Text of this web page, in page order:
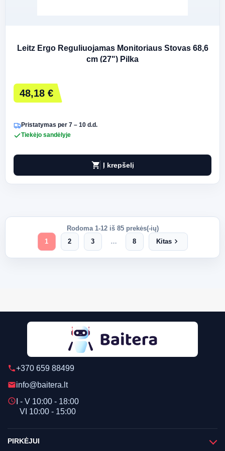
Leitz Ergo Reguliuojamas Monitoriaus Stovas 68,6
cm (27") Pilka
48,18 €
Pristatymas per 7 – 10 d.d.
Tiekėjo sandėlyje
shopping_cart Į krepšelį
Rodoma 1-12 iš 85 prekės(-ių)
1
2 3 … 8 Kitaschevron_right
phone+370 659 88499
emailinfo@baitera.lt
schedule I - V 10:00 - 18:00
VI 10:00 - 15:00
PIRKĖJUI